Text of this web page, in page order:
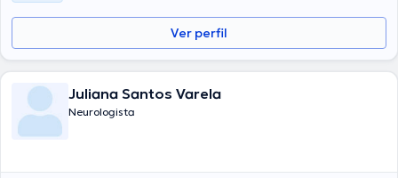
Ver perfil
Juliana Santos Varela
Neurologista